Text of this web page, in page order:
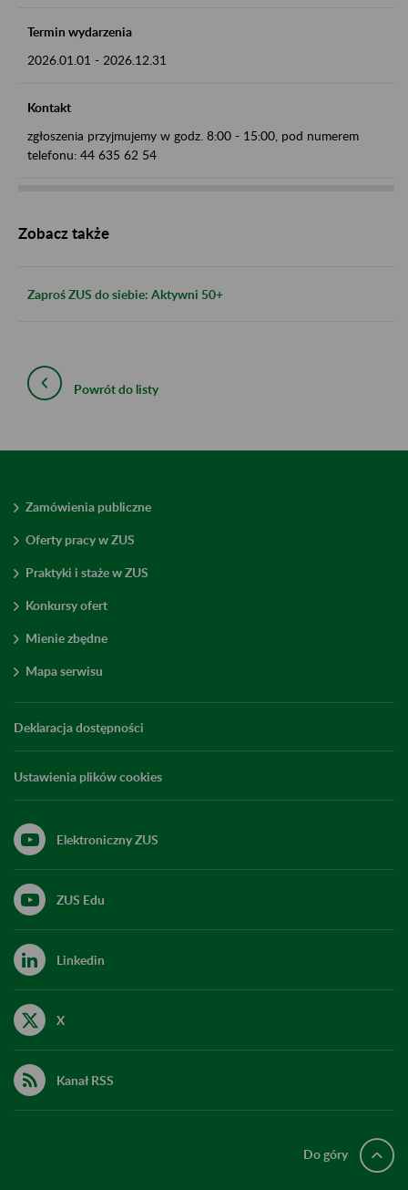
Termin wydarzenia
2026.01.01 - 2026.12.31
Kontakt
zgłoszenia przyjmujemy w godz. 8:00 - 15:00, pod numerem
telefonu: 44 635 62 54
Zobacz także
Zaproś ZUS do siebie: Aktywni 50+
Powrót do listy
Zamówienia publiczne
Oferty pracy w ZUS
Praktyki i staże w ZUS
Konkursy ofert
Mienie zbędne
Mapa serwisu
Deklaracja dostępności
Ustawienia plików cookies
Elektroniczny ZUS
ZUS Edu
Linkedin
X
Kanał RSS
Do góry